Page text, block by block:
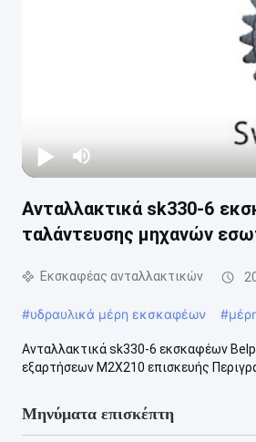
Ανταλλακτικά sk330-6
ταλάντευσης μηχανών
Εκσκαφέας ανταλλακτικών
#υδραυλικά μέρη εκσκαφέων #
Ανταλλακτικά sk330-6 εκσκαφέων
εξαρτήσεων M2X210 επισκευής
Μηνύματα επισκέπτη